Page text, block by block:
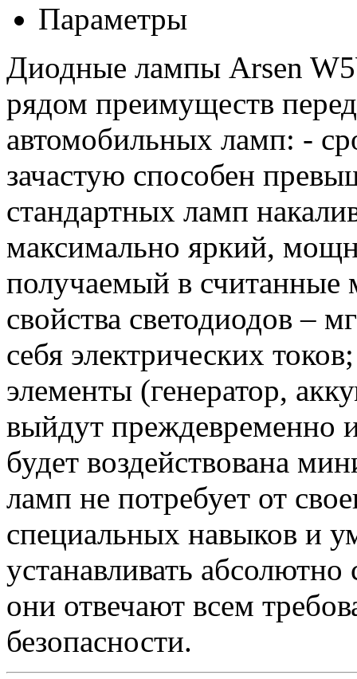
Параметры
Диодные лампы Arsen
рядом преимуществ
автомобильных ламп: -
зачастую способен
стандартных ламп
максимально яркий,
получаемый в считанные
свойства светодиодов –
себя электрических
элементы (генератор,
выйдут преждевременно
будет воздействована
ламп не потребует от
специальных навыков и
устанавливать
они отвечают всем
безопасности.